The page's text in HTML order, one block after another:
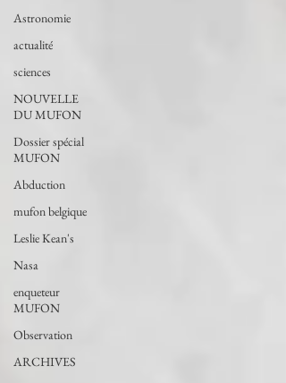
Astronomie
actualité
sciences
NOUVELLE
DU MUFON
Dossier spécial
MUFON
Abduction
mufon belgique
Leslie Kean's
Nasa
enqueteur
MUFON
Observation
ARCHIVES